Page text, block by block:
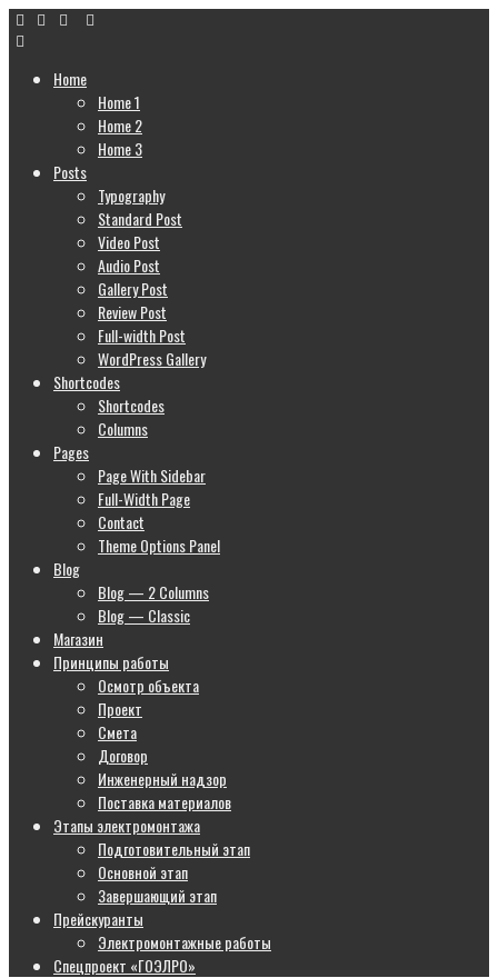
Home
Home 1
Home 2
Home 3
Posts
Typography
Standard Post
Video Post
Audio Post
Gallery Post
Review Post
Full-width Post
WordPress Gallery
Shortcodes
Shortcodes
Columns
Pages
Page With Sidebar
Full-Width Page
Contact
Theme Options Panel
Blog
Blog — 2 Columns
Blog — Classic
Магазин
Принципы работы
Осмотр объекта
Проект
Смета
Договор
Инженерный надзор
Поставка материалов
Этапы электромонтажа
Подготовительный этап
Основной этап
Завершающий этап
Прейскуранты
Электромонтажные работы
Спецпроект «ГОЭЛРО»